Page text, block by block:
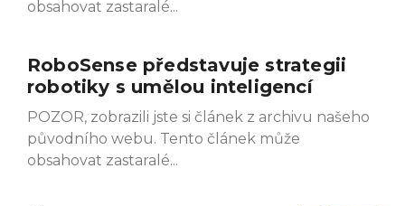
obsahovat zastaralé
RoboSense představuje strategii
robotiky s umělou inteligencí
POZOR, zobrazili jste si článek z archivu našeho
původního webu. Tento článek může
obsahovat zastaralé